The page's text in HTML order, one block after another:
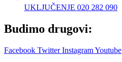
UKLJUČENJE 020 282 090
Budimo drugovi:
Facebook Twitter InstagramYoutube